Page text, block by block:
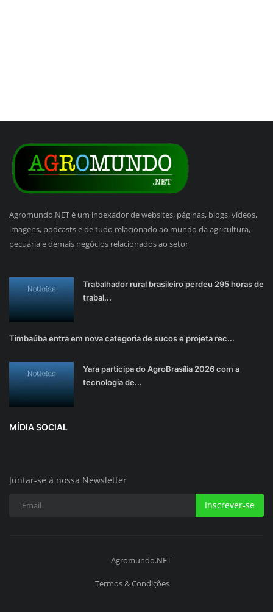
Agromundo.NET é um indexador de websites, páginas, blogs, vídeos,
imagens, podcasts e de tudo relacionado ao mundo da agricultura,
pecuária e demais negócios relacionados ao setor
Trabalhador rural brasileiro perdeu 295 horas de
trabal...
Timbaúba entra em nova categoria de sucos e projeta rec...
Yara participa do AgroBrasília 2026 com a
tecnologia de...
MÍDIA SOCIAL
Juntar-se à nossa Newsletter
Inscrever-se
Agromundo.NET
Termos & Condições